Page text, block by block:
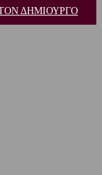
ΔΗΜΙΟΥΡΓΟ